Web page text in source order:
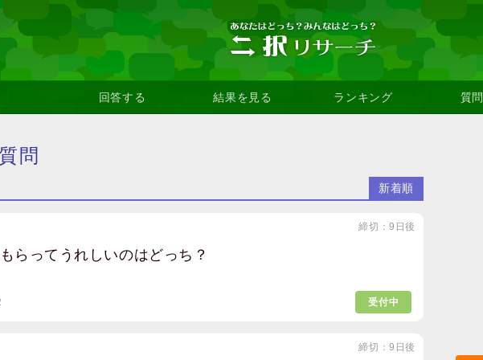
回答する 結果を見る ランキング 質
問
新着順
らってうれしいのはどっち？
締切：9日後
受付中
締切：9日後